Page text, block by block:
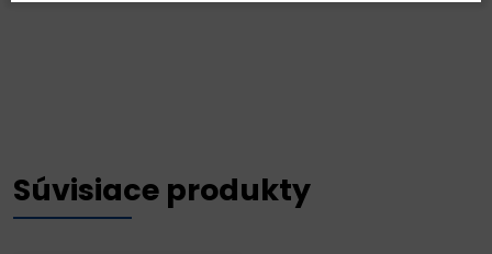
Súvisiace produkty